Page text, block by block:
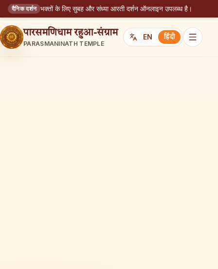
दैनिक दर्शन भक्तों के लिए सुबह और संध्या आरती दर्शन ऑनलाइन उपलब्ध है।
पारसमणिधाम रहुआ-संग्राम
PARASMANINATH TEMPLE
EN हिंदी